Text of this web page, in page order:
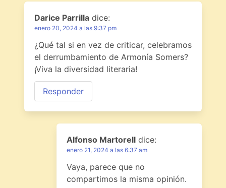
Darice Parrilla dice:
enero 20, 2024 a las 9:37 pm
¿Qué tal si en vez de criticar, celebramos
el derrumbamiento de Armonía Somers?
¡Viva la diversidad literaria!
Responder
Alfonso Martorell dice:
enero 21, 2024 a las 6:37 am
Vaya, parece que no
compartimos la misma opinión.